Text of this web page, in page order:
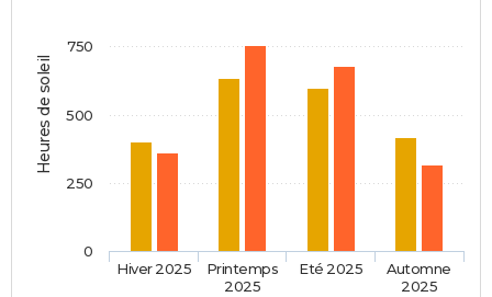
Heures de soleil
Hiver 2025
Printemps
2025
Eté 2025
Automne
2025
0
250
500
750